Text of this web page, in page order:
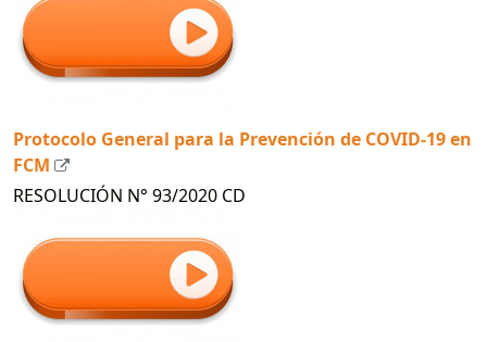
Protocolo General para la Prevención de COVID-19 en
FCM
RESOLUCIÓN N° 93/2020 CD